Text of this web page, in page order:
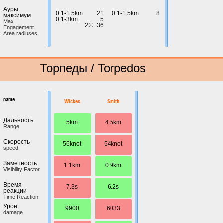
Ауры
максимум
Max
Engagement
Area radiuses
0.1-1.5km
21
0.1-3km
5
2☉ 36
0.1-1.5km 8
Торпеды / Torpedos
name
Дальность
Range
Скорость
speed
Заметность
Visibility Factor
Время
реакции
Time Reaction
Урон
damage
Wickes
5km
56knot
1.1km
7.3s
9900
Smith
4.5km
54knot
0.9km
6.2s
6033